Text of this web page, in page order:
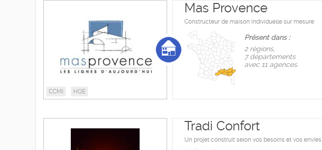
CCMI HQE
Mas Provence
Constructeur de maison individuelle sur mesure
Présent dans :
2 règions,
7 départements
avec 11 agences.
Tradi Confort
Un projet construit selon vos besoins et vos envies